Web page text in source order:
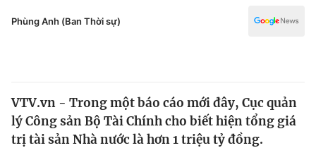
Xã hội
Y tế
Văn hóa - Giải trí
Giáo dục
Phùng Anh (Ban Thời sự)
VTV.vn - Trong một báo cáo mới đây, Cục quản
lý Công sản Bộ Tài Chính cho biết hiện tổng giá
trị tài sản Nhà nước là hơn 1 triệu tỷ đồng.